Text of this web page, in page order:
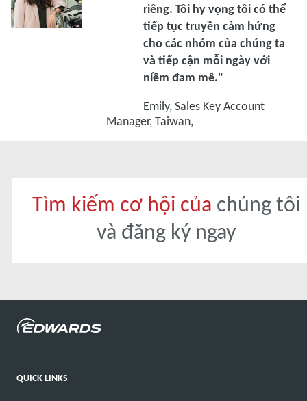
riêng. Tôi hy vọng tôi có thể
tiếp tục truyền cảm hứng
cho các nhóm của chúng ta
và tiếp cận mỗi ngày với
niềm đam mê."
Emily, Sales Key Account
Manager, Taiwan,
Tìm kiếm cơ hội của chúng tôi
và đăng ký ngay
QUICK LINKS